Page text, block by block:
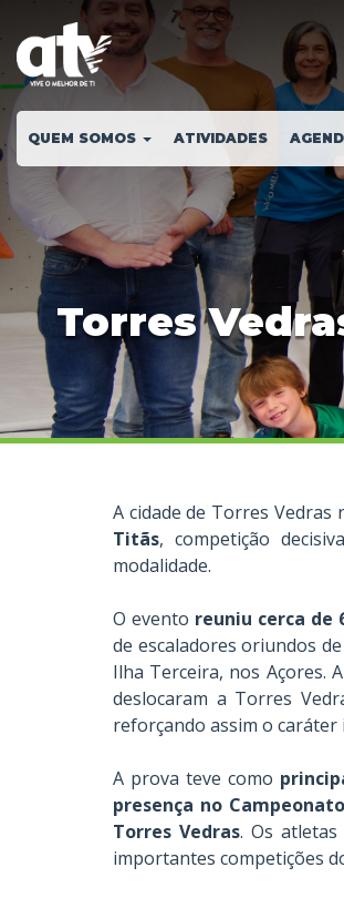
QUEM SOMOS ATIVIDADES
Torres
A cidade de Torres Vedras
Titãs, competição
modalidade.
O evento reuniu cerca de
de escaladores oriundos
Ilha Terceira, nos Açores.
deslocaram a Torres
reforçando assim o
A prova teve como
presença no
Torres Vedras. Os
importantes competições